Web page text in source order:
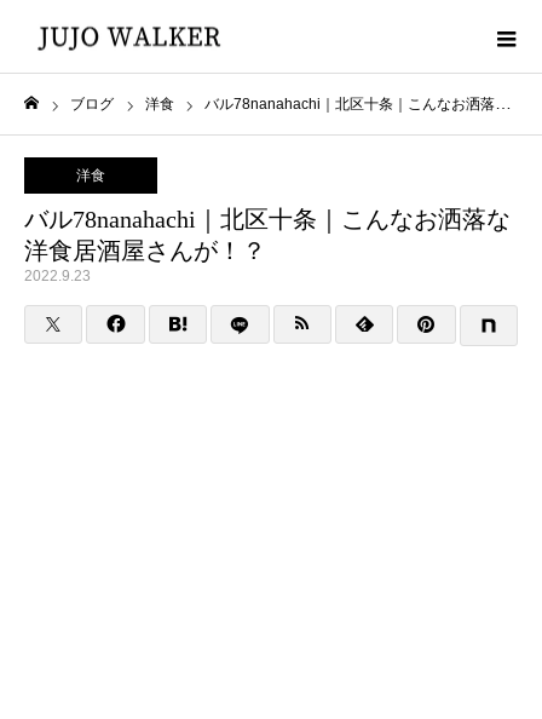
ブログ 洋食 バル78nanahachi｜北区十条｜こんなお洒落な洋食居酒屋さんが！？
洋食
バル78nanahachi｜北区十条｜こんなお洒落な
洋食居酒屋さんが！？
2022.9.23